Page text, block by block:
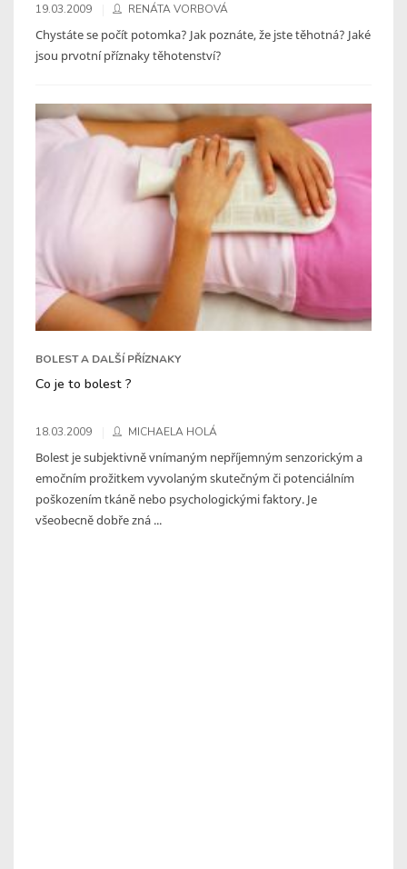
19.03.2009 RENÁTA VORBOVÁ
Chystáte se počít potomka? Jak poznáte, že jste těhotná? Jaké
jsou prvotní příznaky těhotenství?
BOLEST A DALŠÍ PŘÍZNAKY
Co je to bolest ?
18.03.2009 MICHAELA HOLÁ
Bolest je subjektivně vnímaným nepříjemným senzorickým a
emočním prožitkem vyvolaným skutečným či potenciálním
poškozením tkáně nebo psychologickými faktory. Je
všeobecně dobře zná ...